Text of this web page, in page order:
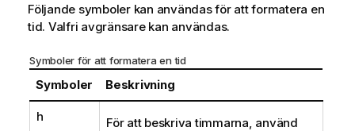
Följande symboler kan användas för att formatera en
tid. Valfri avgränsare kan användas.
Symboler för att formatera en tid
Symboler Beskrivning
h
För att beskriva timmarna, använd